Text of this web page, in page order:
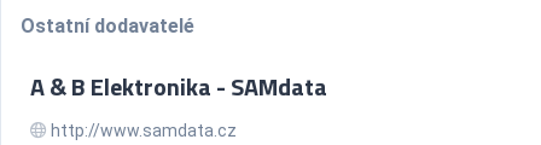
Ostatní dodavatelé
A & B Elektronika - SAMdata
http://www.samdata.cz